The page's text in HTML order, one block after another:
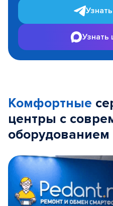
Узнать
Комфортные
центры с
оборудованием